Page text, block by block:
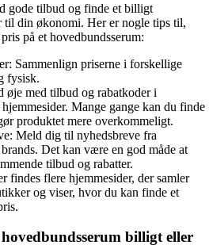
gode tilbud og finde et billigt
til din økonomi. Her er nogle tips til,
på et hovedbundsserum:
Sammenlign priserne i forskellige
fysisk.
øje med tilbud og rabatkoder i
Mange gange kan du finde
produktet mere overkommeligt.
Meld dig til nyhedsbreve fra
Det kan være en god måde at
tilbud og rabatter.
findes flere hjemmesider, der samler
og viser, hvor du kan finde et
billigt eller